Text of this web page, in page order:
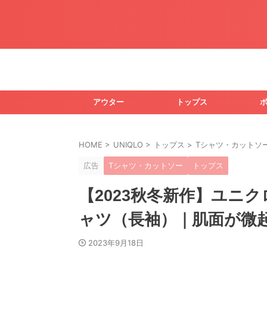
アウター トップス
HOME > UNIQLO > トップス > Tシャツ・カットソ
広告 Tシャツ・カットソー トップス
【2023秋冬新作】ユニ
ャツ（長袖）｜肌面が微
2023年9月18日